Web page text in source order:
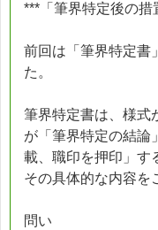
***「筆界特定後の措
前回は「筆界特定書
た。
筆界特定書は、様式
が「筆界特定の結論
載、職印を押印」す
その具体的な内容を
問い